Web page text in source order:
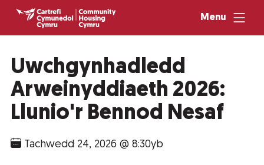
Menu
Uwchgynhadledd
Arweinyddiaeth 2026:
Llunio'r Bennod Nesaf
Tachwedd 24, 2026 @ 8:30yb